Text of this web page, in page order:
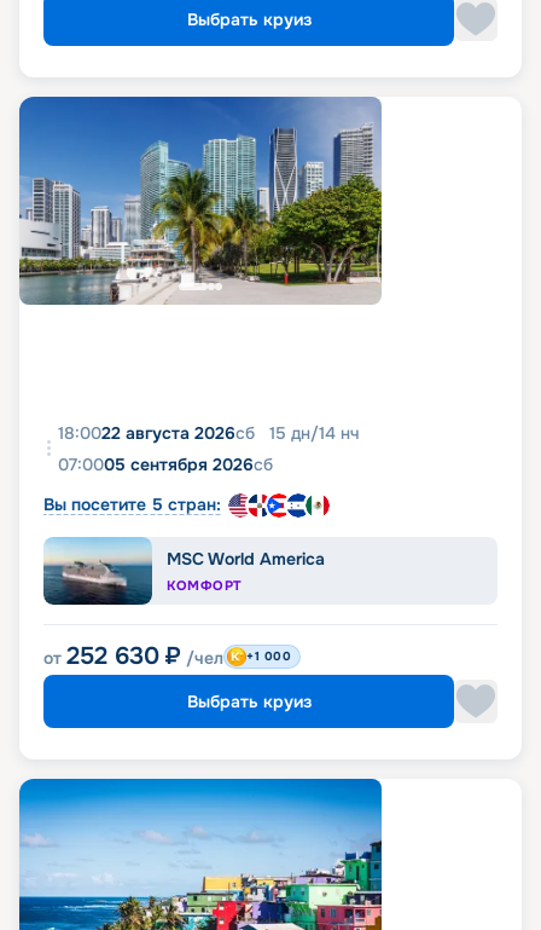
Выбрать круиз
18:0022 августа 2026сб 15 дн/14 нч
07:0005 сентября 2026сб
Вы посетите 5 стран:
MSC World America
КОМФОРТ
от 252 630 ₽ /чел +1 000
Выбрать круиз